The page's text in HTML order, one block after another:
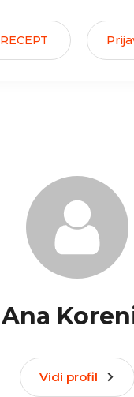
RECEPT
Ana
Vidi profil